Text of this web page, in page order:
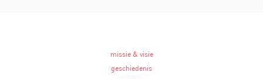
missie & visie
geschiedenis